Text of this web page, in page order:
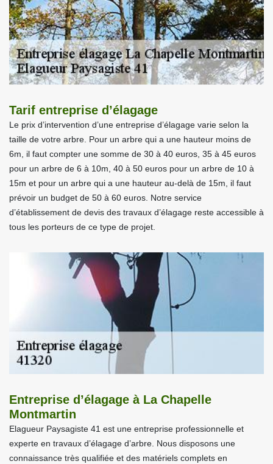
Tarif entreprise d’élagage
Le prix d’intervention d’une entreprise d’élagage varie selon la
taille de votre arbre. Pour un arbre qui a une hauteur moins de
6m, il faut compter une somme de 30 à 40 euros, 35 à 45 euros
pour un arbre de 6 à 10m, 40 à 50 euros pour un arbre de 10 à
15m et pour un arbre qui a une hauteur au-delà de 15m, il faut
prévoir un budget de 50 à 60 euros. Notre service
d’établissement de devis des travaux d’élagage reste accessible à
tous les porteurs de ce type de projet.
Entreprise d’élagage à La Chapelle
Montmartin
Elagueur Paysagiste 41 est une entreprise professionnelle et
experte en travaux d’élagage d’arbre. Nous disposons une
connaissance très qualifiée et des matériels complets en